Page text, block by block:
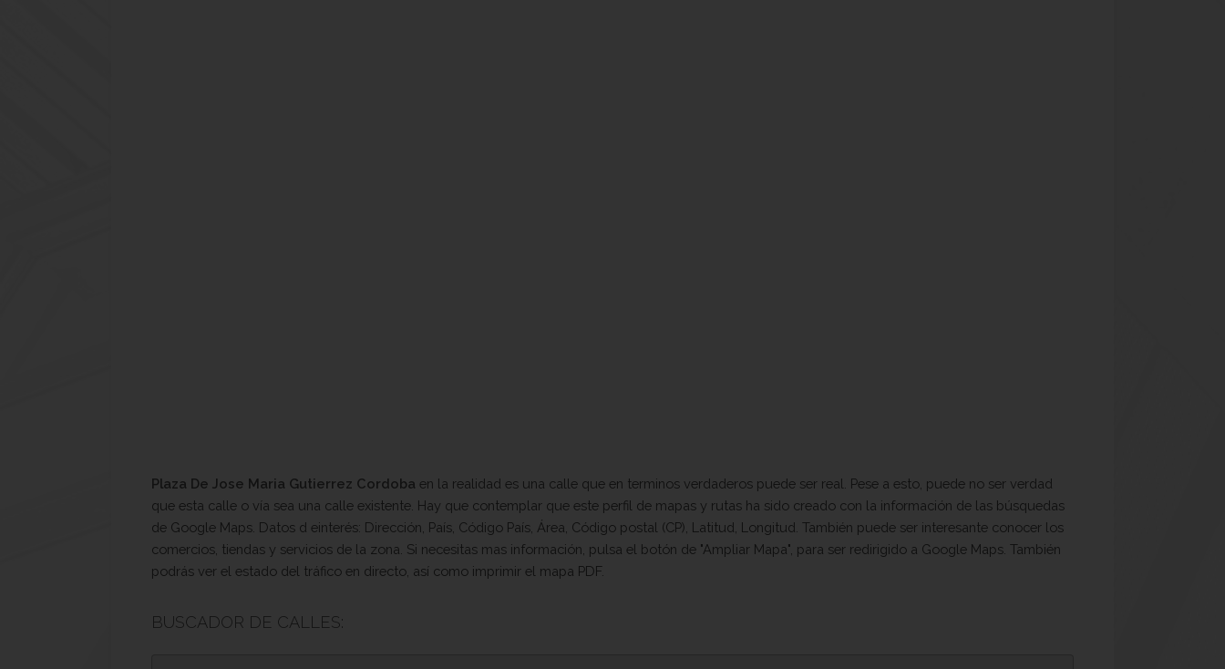
Plaza De Jose Maria Gutierrez Cordoba en la realidad es una calle que en terminos verdaderos puede ser real. Pese a esto, puede no ser verdad
que esta calle o vía sea una calle existente. Hay que contemplar que este perfil de mapas y rutas ha sido creado con la información de las búsquedas
de Google Maps. Datos d einterés: Dirección, País, Código País, Área, Código postal (CP), Latitud, Longitud. También puede ser interesante conocer los
comercios, tiendas y servicios de la zona. Si necesitas mas información, pulsa el botón de "Ampliar Mapa", para ser redirigido a Google Maps. También
podrás ver el estado del tráfico en directo, así como imprimir el mapa PDF.
BUSCADOR DE CALLES: